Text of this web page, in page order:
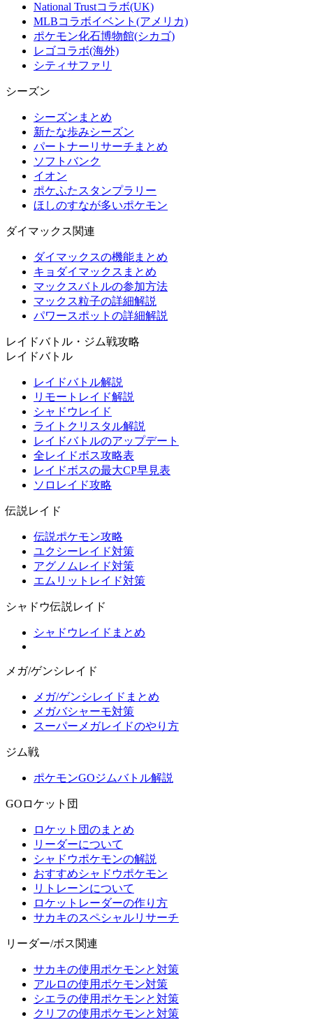
National Trustコラボ(UK)
MLBコラボイベント(アメリカ)
ポケモン化石博物館(シカゴ)
レゴコラボ(海外)
シティサファリ
シーズン
シーズンまとめ
新たな歩みシーズン
パートナーリサーチまとめ
ソフトバンク
イオン
ポケふたスタンプラリー
ほしのすなが多いポケモン
ダイマックス関連
ダイマックスの機能まとめ
キョダイマックスまとめ
マックスバトルの参加方法
マックス粒子の詳細解説
パワースポットの詳細解説
レイドバトル・ジム戦攻略
レイドバトル
レイドバトル解説
リモートレイド解説
シャドウレイド
ライトクリスタル解説
レイドバトルのアップデート
全レイドボス攻略表
レイドボスの最大CP早見表
ソロレイド攻略
伝説レイド
伝説ポケモン攻略
ユクシーレイド対策
アグノムレイド対策
エムリットレイド対策
シャドウ伝説レイド
シャドウレイドまとめ
メガ/ゲンシレイド
メガ/ゲンシレイドまとめ
メガバシャーモ対策
スーパーメガレイドのやり方
ジム戦
ポケモンGOジムバトル解説
GOロケット団
ロケット団のまとめ
リーダーについて
シャドウポケモンの解説
おすすめシャドウポケモン
リトレーンについて
ロケットレーダーの作り方
サカキのスペシャルリサーチ
リーダー/ボス関連
サカキの使用ポケモンと対策
アルロの使用ポケモン対策
シエラの使用ポケモンと対策
クリフの使用ポケモンと対策